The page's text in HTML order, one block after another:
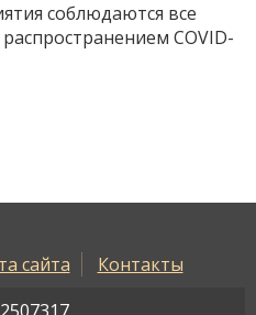
соблюдаются все
COVID-
сайта
Контакты